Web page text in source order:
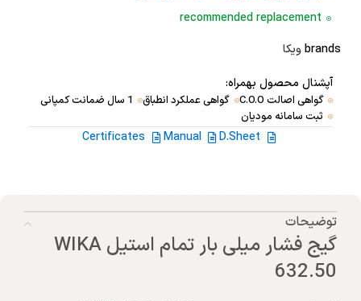
recommended replacement
brandsویکا
آپشنال محصول بهمراه:
گواهی اصالت C.O.O گواهی عملکرد انطباق
1 سال ضمانت کمپانی
ثبت سامانه مودیان
D.Sheet
Manual
Certificates
توضیحات
گیج فشار میلی بار تمام استیل WIKA
632.50